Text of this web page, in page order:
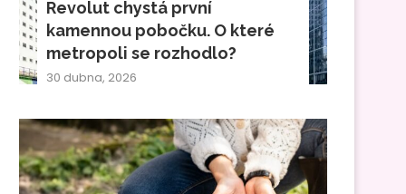
Revolut chystá první
kamennou pobočku. O které
metropoli se rozhodlo?
30 dubna, 2026